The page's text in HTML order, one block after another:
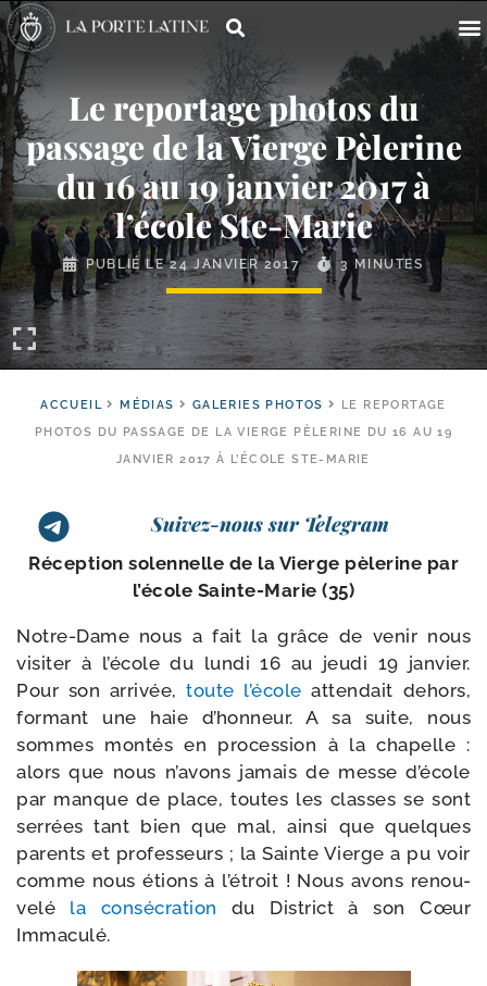
Le reportage photos du
passage de la Vierge Pèlerine
du 16 au 19 janvier 2017 à
l’école Ste-Marie
PUBLIÉ LE24 JANVIER 2017 3 MINUTES
ACCUEIL MÉDIAS GALERIES PHOTOS
LE REPORTAGE
PHOTOS DU PASSAGE DE LA VIERGE PÈLERINE DU 16 AU 19
JANVIER 2017 À L’ÉCOLE STE-MARIE
Suivez-nous sur Telegram
Réception solen­nelle de la Vierge pèle­rine par
l’é­cole Sainte-​Marie (35)
Notre-​Dame nous a fait la grâce de venir nous
visi­ter à l’école du lun­di 16 au jeu­di 19 jan­vier.
Pour son arri­vée,toute l’école atten­dait dehors,
for­mant une haie d’honneur. A sa suite, nous
sommes mon­tés en pro­ces­sion à la cha­pelle :
alors que nous n’avons jamais de messe d’école
par manque de place, toutes les classes se sont
ser­rées tant bien que mal, ain­si que quelques
parents et pro­fes­seurs ; la Sainte Vierge a pu voir
comme nous étions à l’étroit ! Nous avons renou­
ve­lé la consé­cra­tion du District à son Cœur
Immaculé.